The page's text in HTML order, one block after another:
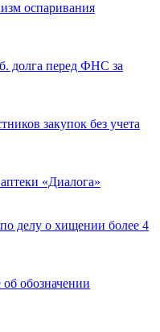
оспаривания
долга перед ФНС за
закупок без учета
«Диалога»
делу о хищении более 4
обозначении